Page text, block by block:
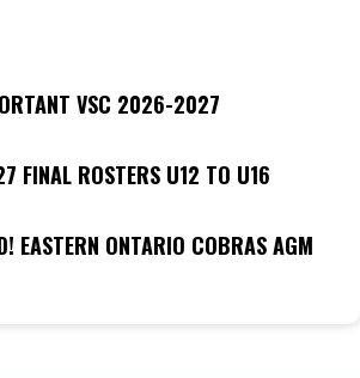
VSC 2026-2027
FINAL ROSTERS U12 TO U16
EASTERN ONTARIO COBRAS AGM